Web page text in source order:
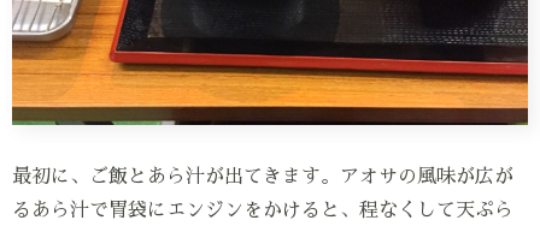
最初に、ご飯とあら汁が出てきます。アオサの風味が広が
るあら汁で胃袋にエンジンをかけると、程なくして天ぷら